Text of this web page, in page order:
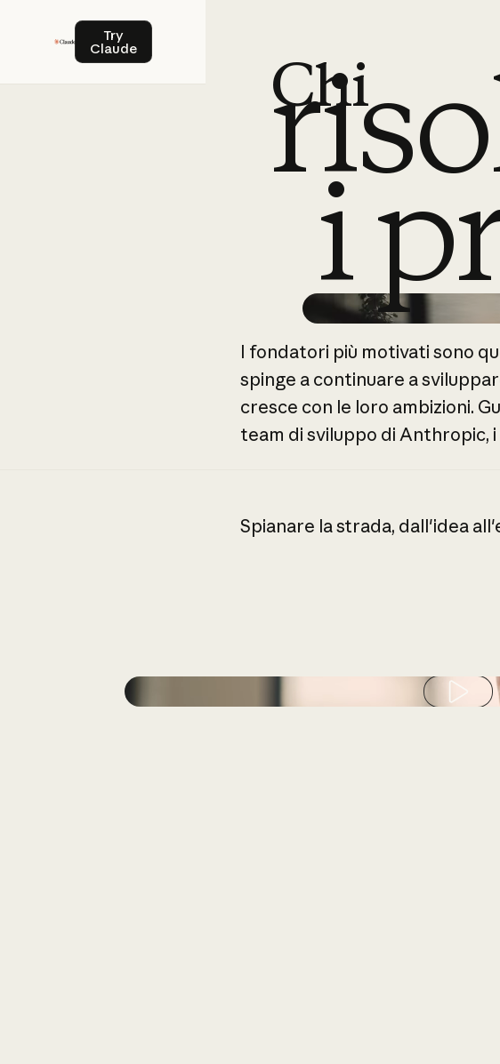
Try
Claude
Try Claude
Chi
i
I fondatori più motivati sono
spinge a continuare a
cresce con le loro ambizioni.
team di sviluppo di Anthropic, i
Spianare lastrada, dall'idea
Play